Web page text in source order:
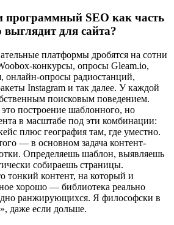
SEO как часть
выглядит для сайта?
платформы дробятся на сотни
конкурсы, опросы Gleam.io,
онлайн-опросы радиостанций,
Instagram и так далее. У каждой
поисковым поведением.
построение шаблонного, но
в масштабе под эти комбинации:
плюс география там, где уместно.
— в основном задача контент-
Определяешь шаблон, выявляешь
собираешь страницы.
тонкий контент, на который и
хорошо — библиотека реально
ранжирующихся. Я философски в
даже если дольше.